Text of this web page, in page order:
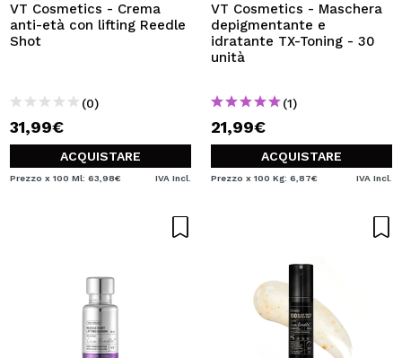
VT Cosmetics - Crema
anti-età con lifting Reedle
Shot
(0)
31,99€
ACQUISTARE
Prezzo x 100 Ml: 63,98€ IVA Incl.
VT Cosmetics - Maschera
depigmentante e
idratante TX-Toning - 30
unità
(1)
21,99€
ACQUISTARE
Prezzo x 100 Kg: 6,87€ IVA Incl.